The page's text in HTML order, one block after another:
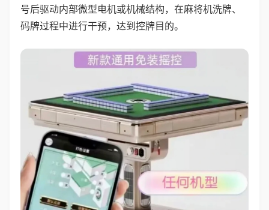
号后驱动内部微型电机或机械结构，在麻将机洗牌、
码牌过程中进行干预，达到控牌目的。